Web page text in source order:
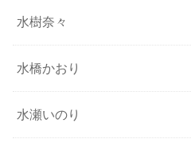
水樹奈々
水橋かおり
水瀬いのり